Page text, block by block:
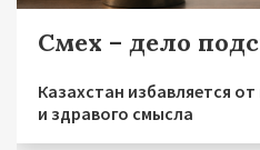
Смех – дело
Казахстан избавляется
и здравого смысла